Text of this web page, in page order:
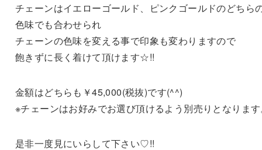
チェーンはイエローゴールド、ピンクゴールドのどちら
色味でも合わせられ
チェーンの色味を変える事で印象も変わりますので
飽きずに長く着けて頂けます☆!!
金額はどちらも￥45,000(税抜)です(^^)
※チェーンはお好みでお選び頂けるよう別売りとなりま
是非一度見にいらして下さい♡!!